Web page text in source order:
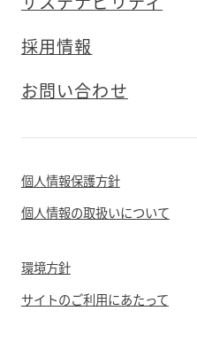
採用情報
お問い合わせ
個人情報保護方針
個人情報の取扱いについて
環境方針
サイトのご利用にあたって